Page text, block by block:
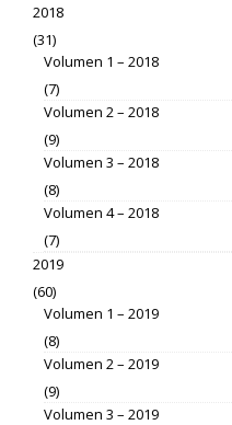
2018
(31)
Volumen 1 – 2018
(7)
Volumen 2 – 2018
(9)
Volumen 3 – 2018
(8)
Volumen 4 – 2018
(7)
2019
(60)
Volumen 1 – 2019
(8)
Volumen 2 – 2019
(9)
Volumen 3 – 2019